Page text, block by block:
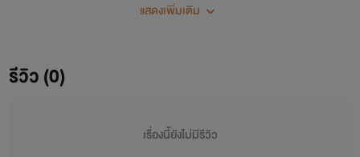
แสดงเพิ่มเติม
รีวิว (0)
เรื่องนี้ยังไม่มีรีวิว